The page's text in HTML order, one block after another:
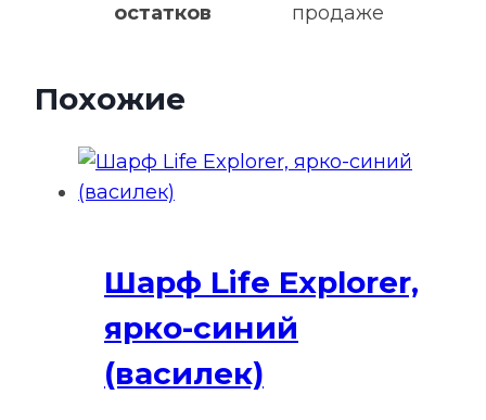
остатков
продаже
Похожие
Шарф Life Explorer,
ярко-синий
(василек)